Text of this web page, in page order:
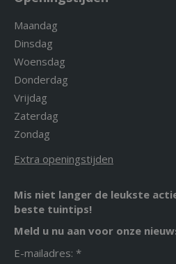
Maandag
Dinsdag
Woensdag
Donderdag
Vrijdag
Zaterdag
Zondag
Extra openingstijden
Mis niet langer de leukste
beste tuintips!
Meld u nu aan voor onze
E-mailadres: *